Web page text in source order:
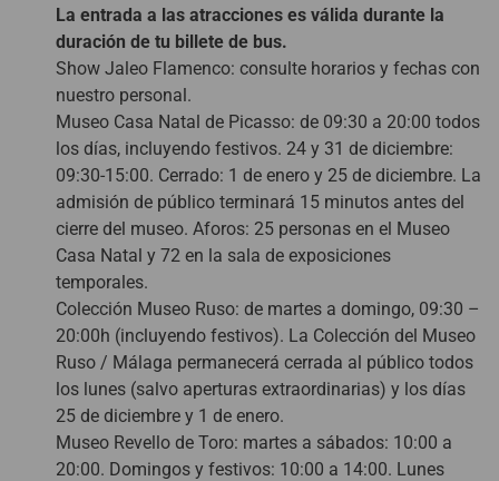
La entrada a las atracciones es válida durante la
duración de tu billete de bus.
Show Jaleo Flamenco: consulte horarios y fechas con
nuestro personal.
Museo Casa Natal de Picasso: de 09:30 a 20:00 todos
los días, incluyendo festivos. 24 y 31 de diciembre:
09:30-15:00. Cerrado: 1 de enero y 25 de diciembre. La
admisión de público terminará 15 minutos antes del
cierre del museo. Aforos: 25 personas en el Museo
Casa Natal y 72 en la sala de exposiciones
temporales.
Colección Museo Ruso: de martes a domingo, 09:30 –
20:00h (incluyendo festivos). La Colección del Museo
Ruso / Málaga permanecerá cerrada al público todos
los lunes (salvo aperturas extraordinarias) y los días
25 de diciembre y 1 de enero.
Museo Revello de Toro: martes a sábados: 10:00 a
20:00. Domingos y festivos: 10:00 a 14:00. Lunes